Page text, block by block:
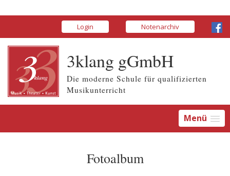
Login Notenarchiv
3klang gGmbH
Die moderne Schule für qualifizierten
Musikunterricht
Menü
Fotoalbum